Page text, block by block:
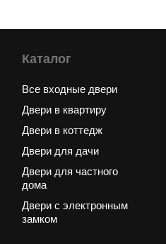
Каталог
Все входные двери
Двери в квартиру
Двери в коттедж
Двери для дачи
Двери для частного
дома
Двери с электронным
замком